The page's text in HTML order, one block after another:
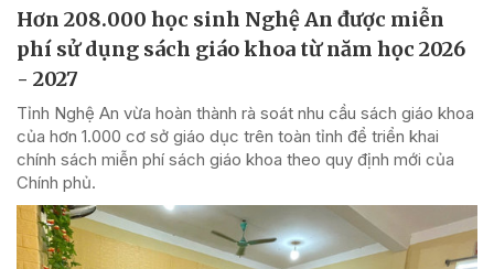
Hơn 208.000 học sinh Nghệ An được miễn
phí sử dụng sách giáo khoa từ năm học 2026
- 2027
Tỉnh Nghệ An vừa hoàn thành rà soát nhu cầu sách giáo khoa
của hơn 1.000 cơ sở giáo dục trên toàn tỉnh để triển khai
chính sách miễn phí sách giáo khoa theo quy định mới của
Chính phủ.